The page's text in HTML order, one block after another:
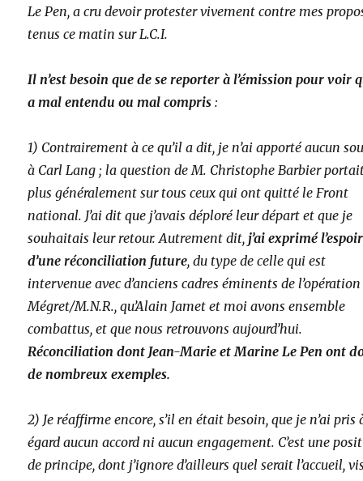
Le Pen, a cru devoir protester vivement contre mes
tenus ce matin sur L.C.I.
Il n’est besoin que de se reporter à l’émission pour voir
a mal entendu ou mal compris :
1) Contrairement à ce qu’il a dit, je n’ai apporté aucun
à Carl Lang ; la question de M. Christophe Barbier
plus généralement sur tous ceux qui ont quitté le Front
national. J’ai dit que j’avais déploré leur départ et que je
souhaitais leur retour. Autrement dit, j’ai exprimé l’espoir
d’une réconciliation future, du type de celle qui est
intervenue avec d’anciens cadres éminents de l’opération
Mégret/M.N.R., qu’Alain Jamet et moi avons ensemble
combattus, et que nous retrouvons aujourd’hui.
Réconciliation dont Jean-Marie et Marine Le Pen ont
de nombreux exemples.
2) Je réaffirme encore, s’il en était besoin, que je n’ai pris
égard aucun accord ni aucun engagement. C’est une
de principe, dont j’ignore d’ailleurs quel serait l’accueil,